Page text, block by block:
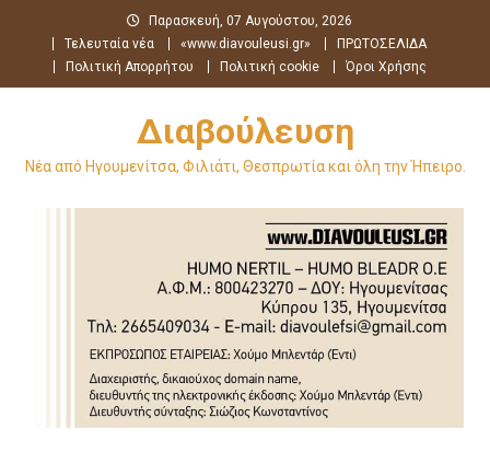
περιεχόμενο
Παρασκευή, 07 Αυγούστου, 2026
Τελευταία νέα
«www.diavouleusi.gr»
ΠΡΩΤΟΣΕΛΙΔΑ
Πολιτική Απορρήτου
Πολιτική cookie Όροι Χρήσης
Διαβούλευση
Νέα από Ηγουμενίτσα, Φιλιάτι, Θεσπρωτία και όλη την Ήπειρο.